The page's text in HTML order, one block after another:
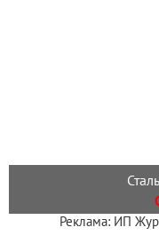
Реклама: ИП